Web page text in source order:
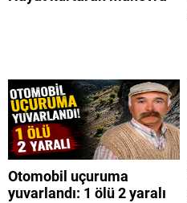
Otomobil uçuruma
yuvarlandı: 1 ölü 2 yaralı